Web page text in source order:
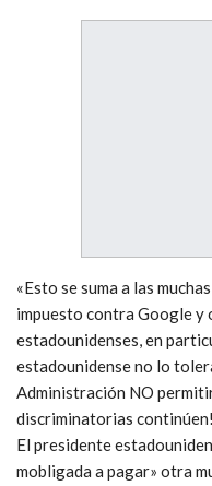
«Esto se suma a las
impuesto contra Google y
estadounidenses, en
estadounidense no lo
Administración NO
discriminatorias
El presidente
mobligada a pagar» otra